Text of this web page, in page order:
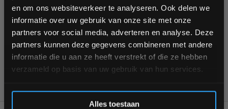
en om ons websiteverkeer te analyseren. Ook delen we
informatie over uw gebruik van onze site met onze
partners voor social media, adverteren en analyse. Deze
partners kunnen deze gegevens combineren met andere
informatie die u aan ze heeft verstrekt of die ze hebben
verzameld op basis van uw gebruik van hun services.
Alles toestaan
+31 (0)24 645 1309
Schrijf je in voor onze nieuwsbrief om op de hoogte te
blijven over onze nieuwe producten, deals en meer
interessante info. Ontvang 5% korting op je eerstvolgende
aankoop! 😀
Inschrijven